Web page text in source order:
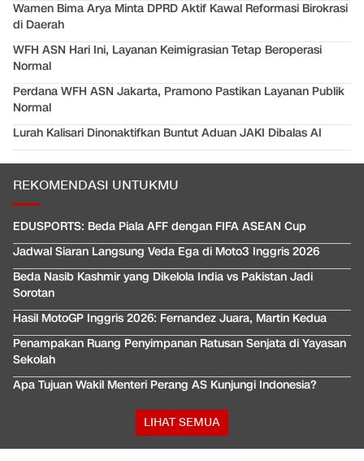
Wamen Bima Arya Minta DPRD Aktif Kawal Reformasi Birokrasi
di Daerah
WFH ASN Hari Ini, Layanan Keimigrasian Tetap Beroperasi
Normal
Perdana WFH ASN Jakarta, Pramono Pastikan Layanan Publik
Normal
Lurah Kalisari Dinonaktifkan Buntut Aduan JAKI Dibalas AI
REKOMENDASI UNTUKMU
EDUSPORTS: Beda Piala AFF dengan FIFA ASEAN Cup
Jadwal Siaran Langsung Veda Ega di Moto3 Inggris 2026
Beda Nasib Kashmir yang Dikelola India vs Pakistan Jadi
Sorotan
Hasil MotoGP Inggris 2026: Fernandez Juara, Martin Kedua
Penampakan Ruang Penyimpanan Ratusan Senjata di Yayasan
Sekolah
Apa Tujuan Wakil Menteri Perang AS Kunjungi Indonesia?
LIHAT SEMUA